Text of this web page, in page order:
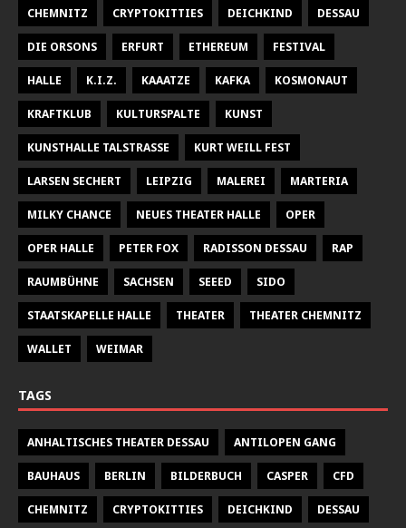
CHEMNITZ CRYPTOKITTIES DEICHKIND DESSAU
DIE ORSONS ERFURT ETHEREUM FESTIVAL
HALLE K.I.Z. KAAATZE KAFKA KOSMONAUT
KRAFTKLUB KULTURSPALTE KUNST
KUNSTHALLE TALSTRASSE KURT WEILL FEST
LARSEN SECHERT LEIPZIG MALEREI MARTERIA
MILKY CHANCE NEUES THEATER HALLE OPER
OPER HALLE PETER FOX RADISSON DESSAU RAP
RAUMBÜHNE SACHSEN SEEED SIDO
STAATSKAPELLE HALLE THEATER THEATER CHEMNITZ
WALLET WEIMAR
TAGS
ANHALTISCHES THEATER DESSAU ANTILOPEN GANG
BAUHAUS BERLIN BILDERBUCH CASPER CFD
CHEMNITZ CRYPTOKITTIES DEICHKIND DESSAU